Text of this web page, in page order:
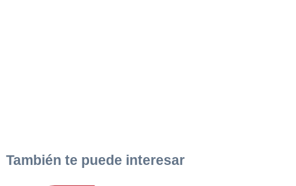
También te puede interesar